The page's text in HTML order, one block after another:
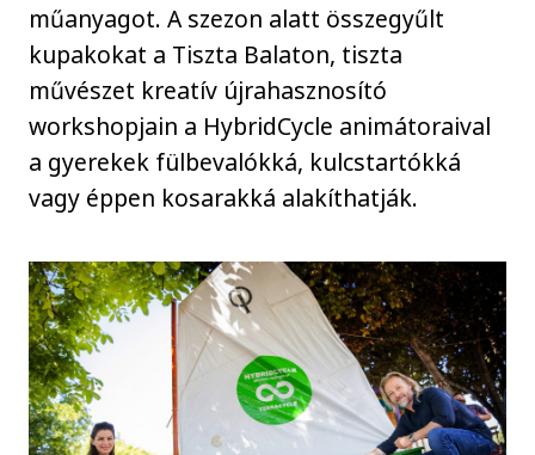
műanyagot. A szezon alatt összegyűlt
kupakokat a Tiszta Balaton, tiszta
művészet kreatív újrahasznosító
workshopjain a HybridCycle animátoraival
a gyerekek fülbevalókká, kulcstartókká
vagy éppen kosarakká alakíthatják.